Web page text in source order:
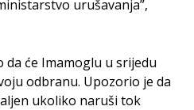
urušavanja”,
da će Imamoglu u srijedu
odbranu. Upozorio je da
ukoliko naruši tok